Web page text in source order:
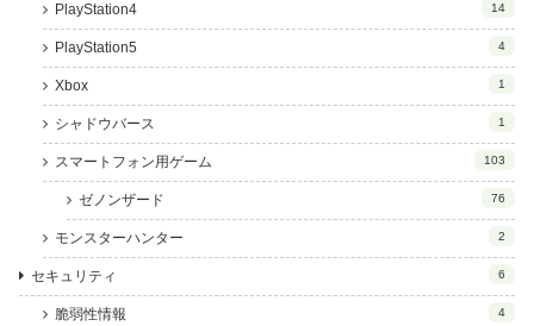
PlayStation4 14
PlayStation5 4
Xbox 1
シャドウバース 1
スマートフォン用ゲーム 103
ゼノンザード 76
モンスターハンター 2
セキュリティ 6
脆弱性情報 4